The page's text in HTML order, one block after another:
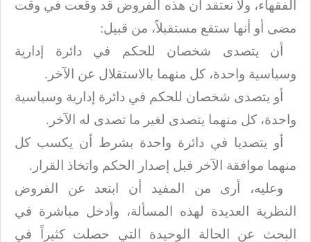
الفقهاء، ولا نعتقد أن هذه الفروض قد وقعت في وقت
مضى أو أنها ستقع مستقبلاً، من قبيل:
أن يتصدى شخصان للحكم في دائرة إدارية
وسياسية واحدة، كل منهما بالاستقلال عن الآخر .
أو يتصدى شخصان للحكم في دائرة إدارية وسياسية
واحدة، كل منهما يتصدى لغير ما تصدى له الآخر .
أو يتصديا في دائرة واحدة بشرط أن يكسب كل
منهما موافقة الآخر قبل إصدار الحكم واتخاذ القرار .
وعليه، أرى من المفيد أن ابتعد عن الفروض
النظرية العديدة لهذه المسألة، وأدخل مباشرة في
البحث عن الحالة الوحيدة التي حصلت كثيراً في